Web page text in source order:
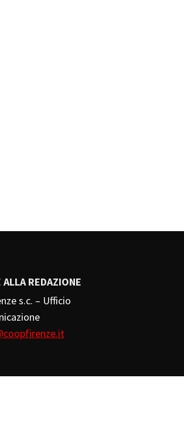
ALLA REDAZIONE
s.c. – Ufficio